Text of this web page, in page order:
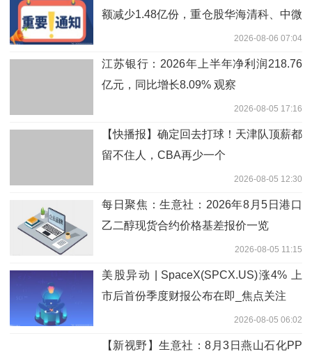
额减少1.48亿份，重仓股华海清科、中微
2026-08-06 07:04
江苏银行：2026年上半年净利润218.76
亿元，同比增长8.09% 观察
2026-08-05 17:16
【快播报】确定回去打球！天津队顶薪都
留不住人，CBA再少一个
2026-08-05 12:30
每日聚焦：生意社：2026年8月5日港口
乙二醇现货合约价格基差报价一览
2026-08-05 11:15
美股异动 | SpaceX(SPCX.US)涨4% 上
市后首份季度财报公布在即_焦点关注
2026-08-05 06:02
【新视野】生意社：8月3日燕山石化PP